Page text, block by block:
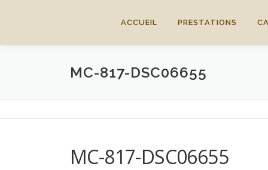
ACCUEIL PRESTATIONS
MC-817-DSC06655
MC-817-DSC06655